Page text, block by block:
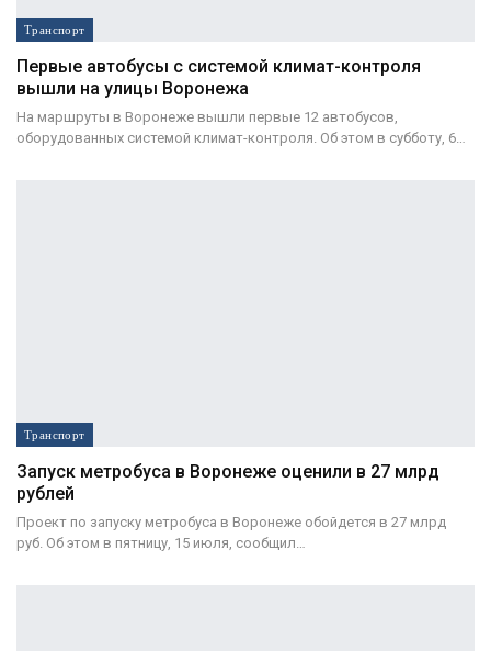
Транспорт
Первые автобусы с системой климат-контроля
вышли на улицы Воронежа
На маршруты в Воронеже вышли первые 12 автобусов,
оборудованных системой климат-контроля. Об этом в субботу, 6…
Транспорт
Запуск метробуса в Воронеже оценили в 27 млрд
рублей
Проект по запуску метробуса в Воронеже обойдется в 27 млрд
руб. Об этом в пятницу, 15 июля, сообщил…